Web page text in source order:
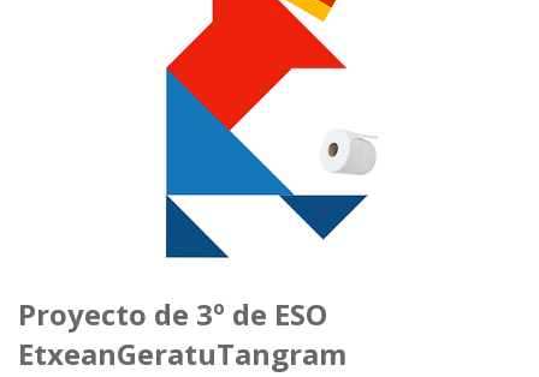
Proyecto de 3º de ESO
EtxeanGeratuTangram